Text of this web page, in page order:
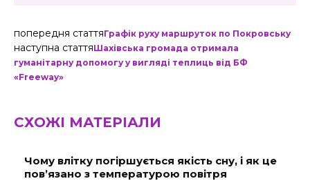
попередня статтяГрафік руху маршруток по Покровську
наступна статтяШахівська громада отримала
гуманітарну допомогу у вигляді теплиць від БФ
«Freeway»
СХОЖІ МАТЕРІАЛИ
Чому влітку погіршується якість сну, і як це
пов’язано з температурою повітря